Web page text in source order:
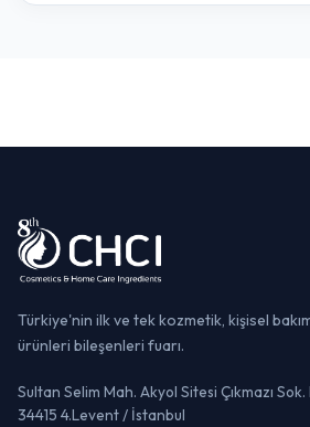
Türkiye'nin ilk ve tek kozmetik, kişisel
ürünleri bileşenleri fuarı.
Sultan Selim Mah. Akyol Sitesi Çıkmazı
34415 4.Levent / İstanbul